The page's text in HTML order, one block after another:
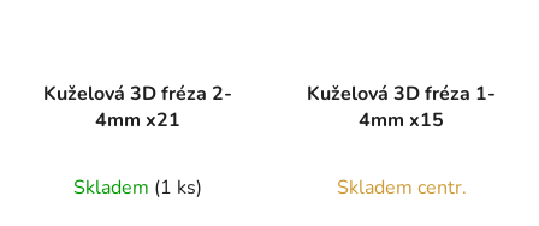
Kuželová 3D fréza 2-
4mm x21
Skladem (1 ks)
Kuželová 3D fréza 1-
4mm x15
Skladem centr.